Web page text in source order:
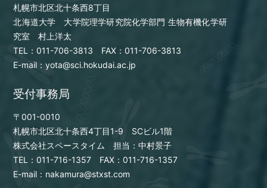
札幌市北区北十条西8丁目
北海道大学 大学院理学研究院化学部門 生物有機化学研
究室 村上洋太
TEL：011-706-3813 FAX：011-706-3813
E-mail：yota@sci.hokudai.ac.jp
受付事務局
〒001-0010
札幌市北区北十条西4丁目1-9 SCビル1階
株式会社スペースタイム 担当：中村景子
TEL：011-716-1357 FAX：011-716-1357
E-mail：nakamura@stxst.com